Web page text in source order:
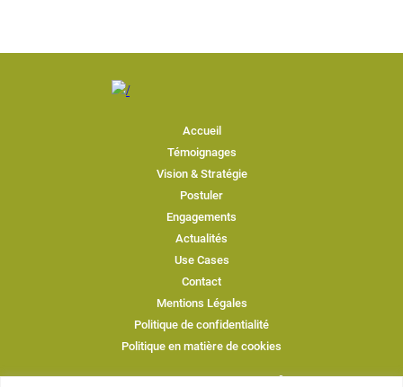
Accueil
Témoignages
Vision & Stratégie
Postuler
Engagements
Actualités
Use Cases
Contact
Mentions Légales
Politique de confidentialité
Politique en matière de cookies